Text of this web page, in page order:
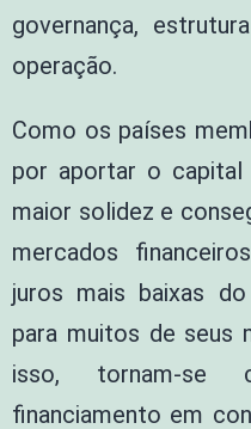
governança,
operação.
Como os países
por aportar o capital
maior solidez e
mercados
juros mais baixas
para muitos de seus
isso, tornam-se
financiamento em